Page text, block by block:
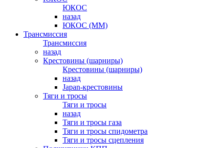
ЮКОС
назад
ЮКОС (ММ)
Трансмиссия
Трансмиссия
назад
Крестовины (шарниры)
Крестовины (шарниры)
назад
Japan-крестовины
Тяги и тросы
Тяги и тросы
назад
Тяги и тросы газа
Тяги и тросы спидометра
Тяги и тросы сцепления